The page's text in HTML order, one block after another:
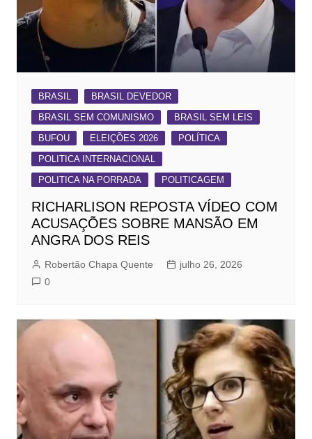
BRASIL
BRASIL DEVEDOR
BRASIL SEM COMUNISMO
BRASIL SEM LEIS
BUFOU
ELEIÇÕES 2026
POLÍTICA
POLITICA INTERNACIONAL
POLITICA NA PORRADA
POLITICAGEM
RICHARLISON REPOSTA VÍDEO COM
ACUSAÇÕES SOBRE MANSÃO EM
ANGRA DOS REIS
Robertão Chapa Quente
julho 26, 2026
0